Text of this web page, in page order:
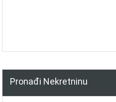
Pronađi Nekretninu